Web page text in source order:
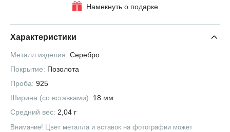
Намекнуть о подарке
Характеристики
Металл изделия: Серебро
Покрытие: Позолота
Проба: 925
Ширина (со вставками): 18 мм
Средний вес: 2,04 г
Внимание! Цвет металла и вставок на фотографии может